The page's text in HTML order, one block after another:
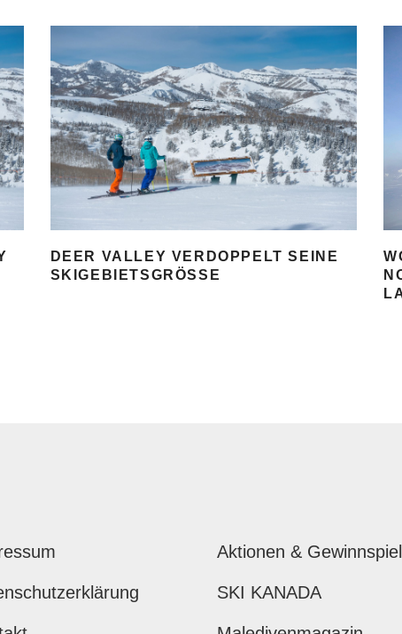
DEER VALLEY VERDOPPELT SEINE
SKIGEBIETSGRÖSSE
Aktionen &
SKI KANADA